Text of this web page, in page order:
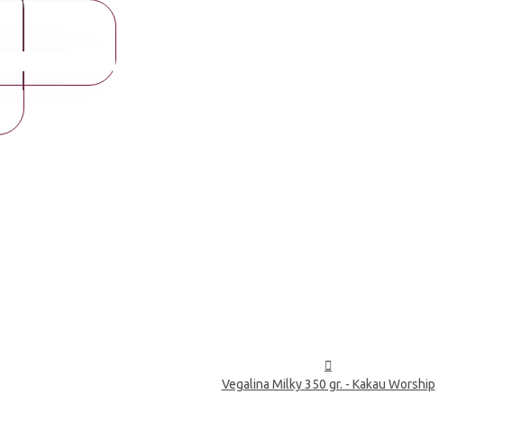
Vegalina Milky 350 gr. - Kakau Worship